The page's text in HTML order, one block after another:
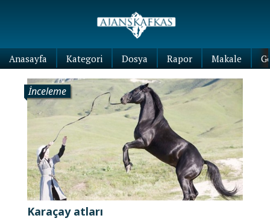
Anasayfa Kategori Dosya Rapor Makale
İnceleme
Karaçay atları